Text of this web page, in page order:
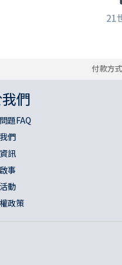
21
付款方
們
題FAQ
們
訊
事
動
政策